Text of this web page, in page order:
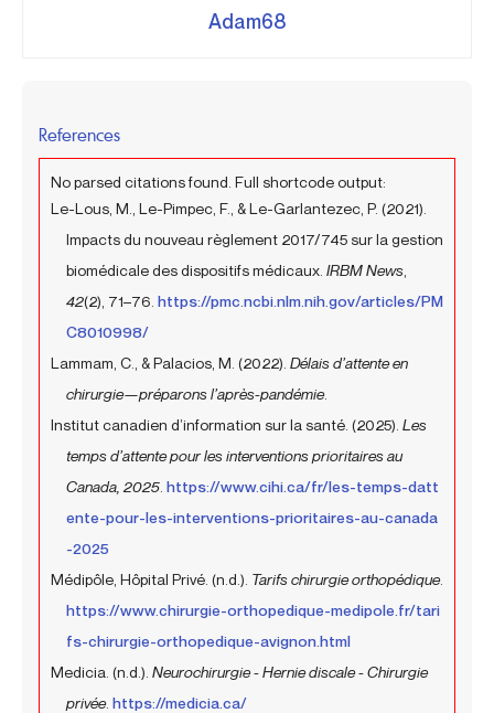
Adam68
References
No parsed citations found. Full shortcode output:
Le-Lous, M., Le-Pimpec, F., & Le-Garlantezec, P. (2021).
Impacts du nouveau règlement 2017/745 sur la gestion
biomédicale des dispositifs médicaux. IRBM News
42(2), 71–76. https://pmc.ncbi.nlm.nih.gov/articles/PM
C8010998/
Lammam, C., & Palacios, M. (2022). Délais d’attente en
chirurgie—préparons l’après-pandémie.
Institut canadien d’information sur la santé. (2025). Les
temps d’attente pour les interventions prioritaires au
Canada, 2025 https://www.cihi.ca/fr/les-temps-datt
ente-pour-les-interventions-prioritaires-au-canada
-2025
Médipôle, Hôpital Privé. (n.d.). Tarifs chirurgie orthopédique.
https://www.chirurgie-orthopedique-medipole.fr/tari
fs-chirurgie-orthopedique-avignon.html
Medicia. (n.d.). Neurochirurgie - Hernie discale - Chirurgie
privée. https://medicia.ca/